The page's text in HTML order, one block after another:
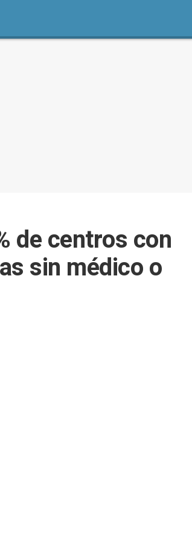
de centros con
sin médico o